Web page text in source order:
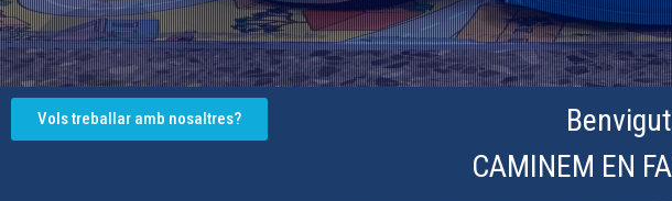
Vols treballar amb nosaltres?
Benviguts
CAMINEM EN